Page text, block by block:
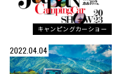
キャンピングカーショー
2022.04.04